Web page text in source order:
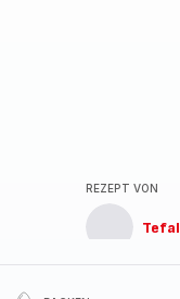
REZEPT VON
Tefal